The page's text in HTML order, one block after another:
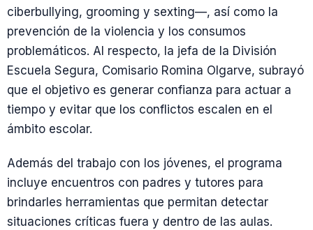
ciberbullying, grooming y sexting—, así como la
prevención de la violencia y los consumos
problemáticos. Al respecto, la jefa de la División
Escuela Segura, Comisario Romina Olgarve, subrayó
que el objetivo es generar confianza para actuar a
tiempo y evitar que los conflictos escalen en el
ámbito escolar.
Además del trabajo con los jóvenes, el programa
incluye encuentros con padres y tutores para
brindarles herramientas que permitan detectar
situaciones críticas fuera y dentro de las aulas.